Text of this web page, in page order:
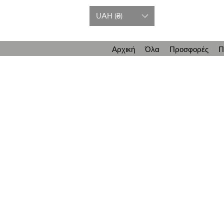
UAH (₴)
Αρχική Όλα Προσφορές